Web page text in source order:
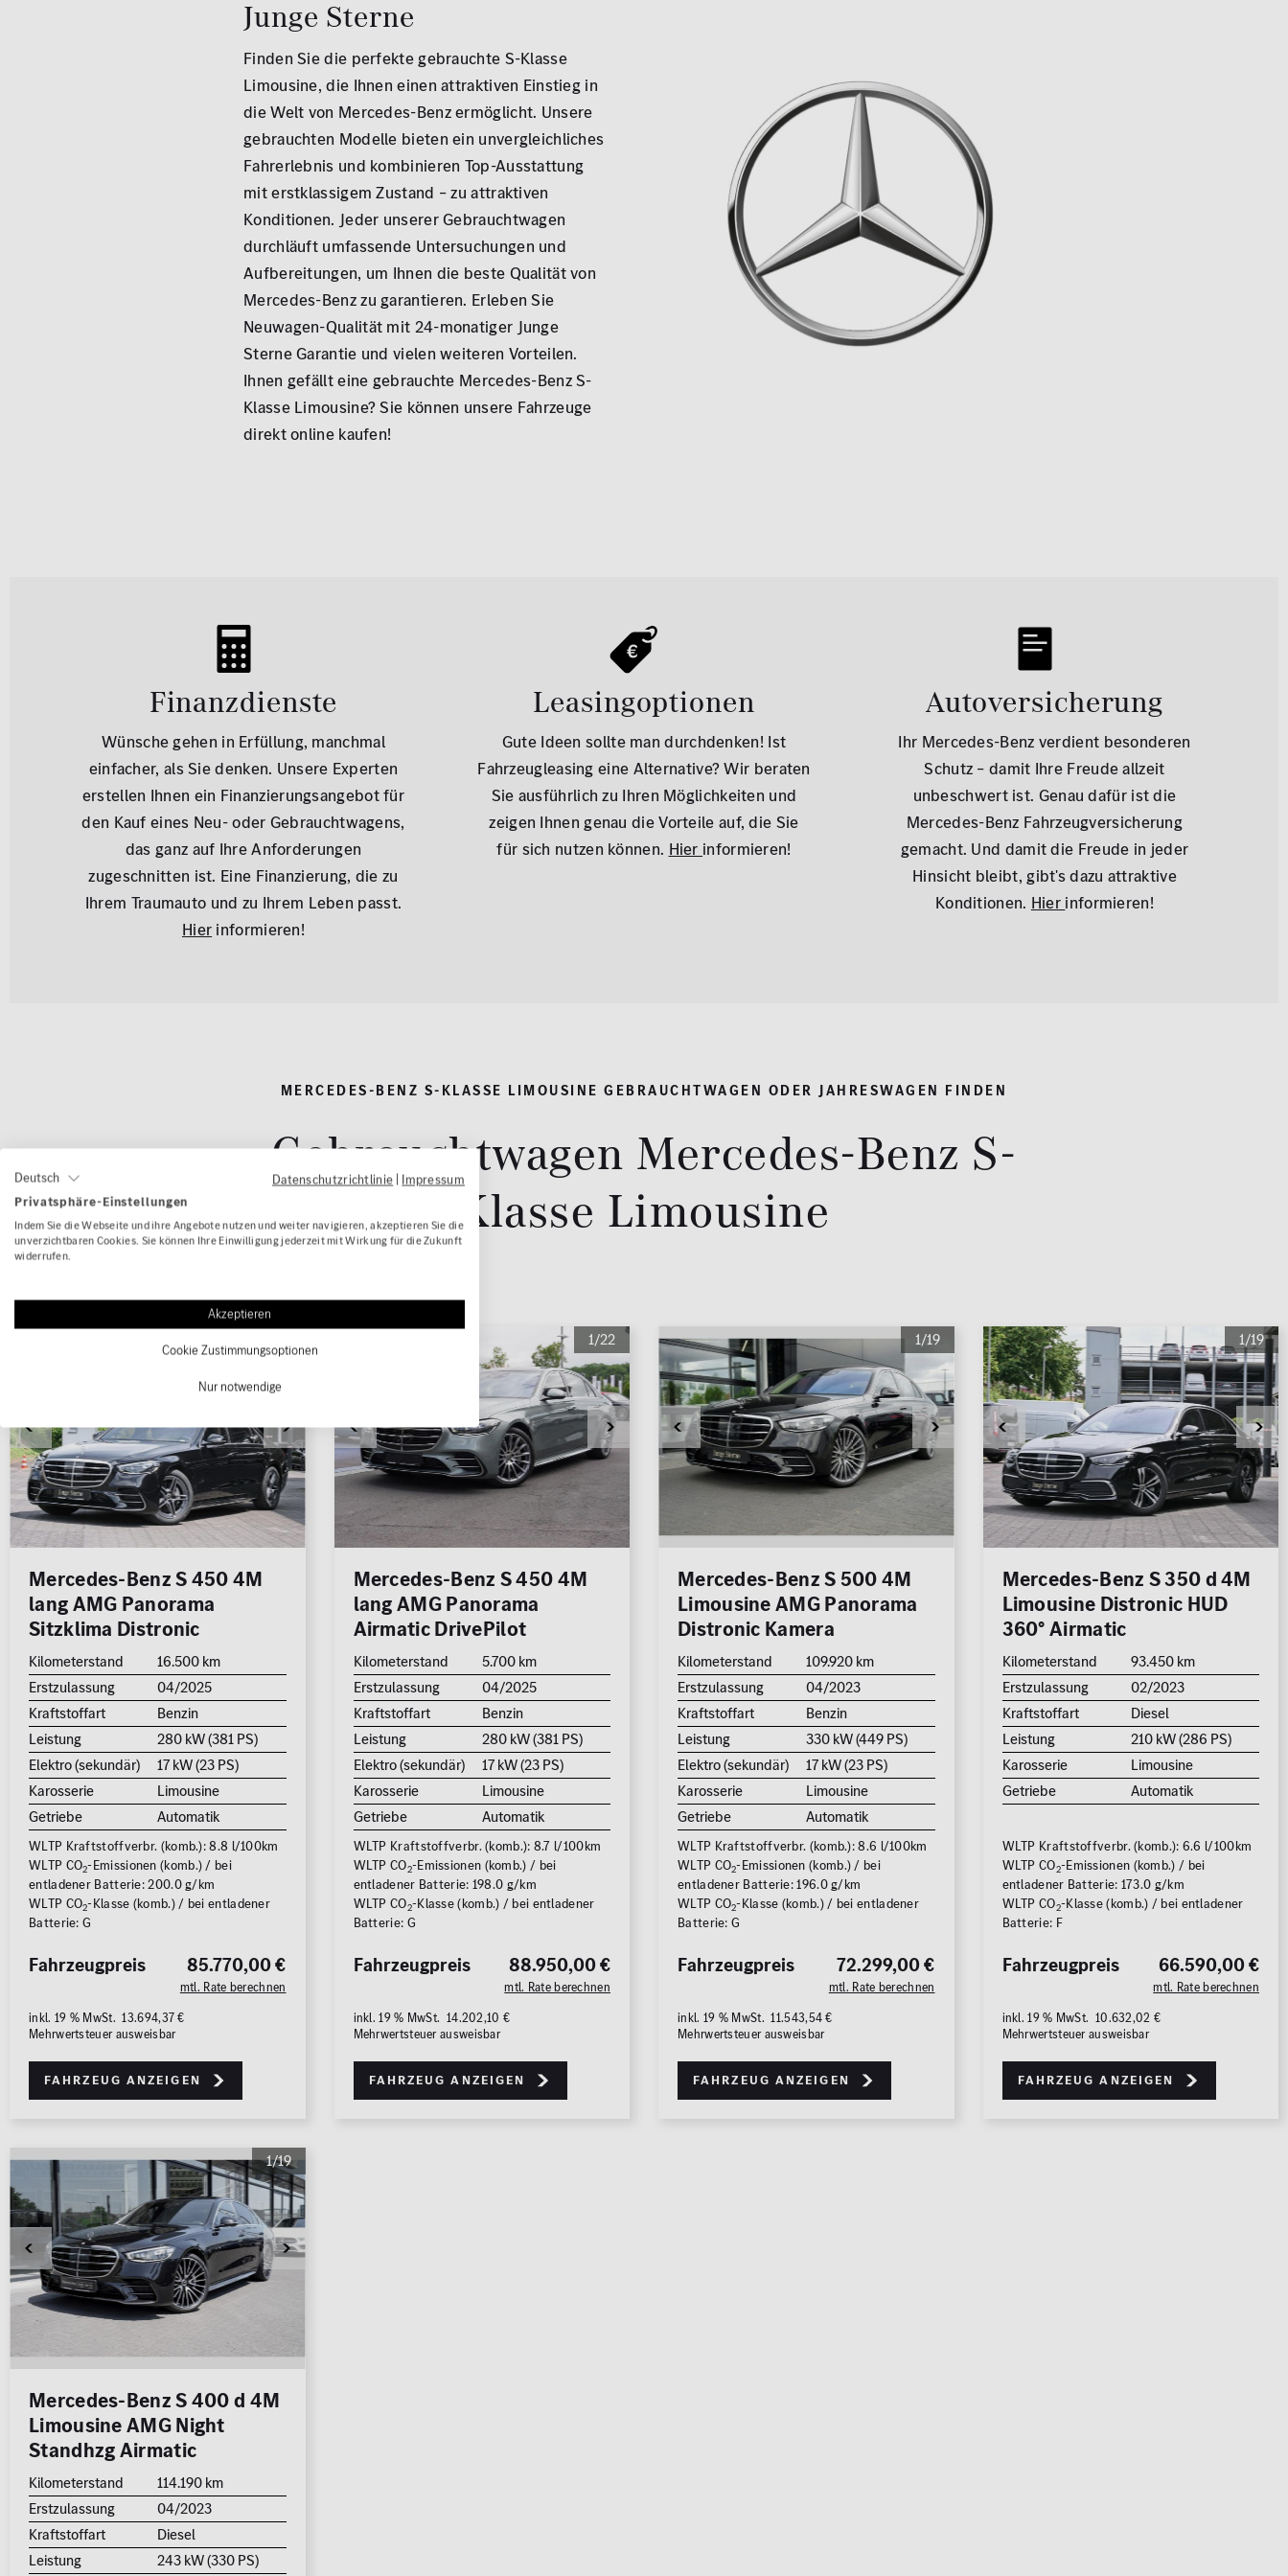
ALLE
FAHRZEUGE ANZEIGEN
Zurücksetzen
Junge Sterne
Finden Sie die perfekte gebrauchte S-Klasse
Limousine, die Ihnen einen attraktiven Einstieg in
die Welt von Mercedes-Benz ermöglicht. Unsere
gebrauchten Modelle bieten ein unvergleichliches
Fahrerlebnis und kombinieren Top-Ausstattung
mit erstklassigem Zustand – zu attraktiven
Konditionen. Jeder unserer Gebrauchtwagen
durchläuft umfassende Untersuchungen und
Aufbereitungen, um Ihnen die beste Qualität von
Mercedes-Benz zu garantieren. Erleben Sie
Neuwagen-Qualität mit 24-monatiger Junge
Sterne Garantie und vielen weiteren Vorteilen.
Ihnen gefällt eine gebrauchte Mercedes-Benz S-
Klasse Limousine? Sie können unsere Fahrzeuge
direkt online kaufen!
Finanzdienste
Wünsche gehen in Erfüllung, manchmal
einfacher, als Sie denken. Unsere Experten
erstellen Ihnen ein Finanzierungsangebot für
den Kauf eines Neu- oder Gebrauchtwagens,
das ganz auf Ihre Anforderungen
zugeschnitten ist. Eine Finanzierung, die zu
Ihrem Traumauto und zu Ihrem Leben passt.
Hier informieren!
Leasingoptionen
Gute Ideen sollte man durchdenken! Ist
Fahrzeugleasing eine Alternative? Wir beraten
Sie ausführlich zu Ihren Möglichkeiten und
zeigen Ihnen genau die Vorteile auf, die Sie
für sich nutzen können. Hier informieren!
Autoversicherung
Ihr Mercedes-Benz verdient besonderen
Schutz – damit Ihre Freude allzeit
unbeschwert ist. Genau dafür ist die
Mercedes-Benz Fahrzeugversicherung
gemacht. Und damit die Freude in jeder
Hinsicht bleibt, gibt's dazu attraktive
Konditionen. Hier informieren!
MERCEDES-BENZ S-KLASSE LIMOUSINE GEBRAUCHTWAGEN ODER JAHRESWAGEN FINDEN
Gebrauchtwagen Mercedes-Benz S-
Klasse Limousine
Mercedes-Benz S 450 4M
lang AMG Panorama
Sitzklima Distronic
Kilometerstand
16.500 km
Erstzulassung
04/2025
Kraftstoffart
Benzin
Leistung
280 kW (381 PS)
Elektro (sekundär)
17 kW (23 PS)
Karosserie
Limousine
Getriebe
Automatik
WLTP Kraftstoffverbr. (komb.): 8.8 l/100km
WLTP CO2-Emissionen (komb.) / bei
entladener Batterie: 200.0 g/km
WLTP CO2-Klasse (komb.) / bei entladener
Batterie: G
85.770,00 €
mtl. Rate berechnen
Fahrzeugpreis
inkl. 19 % MwSt. 13.694,37 €
Mehrwertsteuer ausweisbar
Fahrzeug anzeigen
1/22
Mercedes-Benz S 450 4M
lang AMG Panorama
Airmatic DrivePilot
Kilometerstand
5.700 km
Erstzulassung
04/2025
Kraftstoffart
Benzin
Leistung
280 kW (381 PS)
Elektro (sekundär)
17 kW (23 PS)
Karosserie
Limousine
Getriebe
Automatik
WLTP Kraftstoffverbr. (komb.): 8.7 l/100km
WLTP CO2-Emissionen (komb.) / bei
entladener Batterie: 198.0 g/km
WLTP CO2-Klasse (komb.) / bei entladener
Batterie: G
88.950,00 €
mtl. Rate berechnen
Fahrzeugpreis
inkl. 19 % MwSt. 14.202,10 €
Mehrwertsteuer ausweisbar
Fahrzeug anzeigen
1/19
Mercedes-Benz S 500 4M
Limousine AMG Panorama
Distronic Kamera
Kilometerstand
109.920 km
Erstzulassung
04/2023
Kraftstoffart
Benzin
Leistung
330 kW (449 PS)
Elektro (sekundär)
17 kW (23 PS)
Karosserie
Limousine
Getriebe
Automatik
WLTP Kraftstoffverbr. (komb.): 8.6 l/100km
WLTP CO2-Emissionen (komb.) / bei
entladener Batterie: 196.0 g/km
WLTP CO2-Klasse (komb.) / bei entladener
Batterie: G
72.299,00 €
mtl. Rate berechnen
Fahrzeugpreis
inkl. 19 % MwSt. 11.543,54 €
Mehrwertsteuer ausweisbar
Fahrzeug anzeigen
1/19
Mercedes-Benz S 350 d 4M
Limousine Distronic HUD
360° Airmatic
Kilometerstand
93.450 km
Erstzulassung
02/2023
Kraftstoffart
Diesel
Leistung
210 kW (286 PS)
Karosserie
Limousine
Getriebe
Automatik
WLTP Kraftstoffverbr. (komb.): 6.6 l/100km
WLTP CO2-Emissionen (komb.) / bei
entladener Batterie: 173.0 g/km
WLTP CO2-Klasse (komb.) / bei entladener
Batterie: F
66.590,00 €
mtl. Rate berechnen
Fahrzeugpreis
inkl. 19 % MwSt. 10.632,02 €
Mehrwertsteuer ausweisbar
Fahrzeug anzeigen
1/19
Mercedes-Benz S 400 d 4M
Limousine AMG Night
Standhzg Airmatic
Kilometerstand
114.190 km
Erstzulassung
04/2023
Kraftstoffart
Diesel
Leistung
243 kW (330 PS)
Deutsch Datenschutzrichtlinie | Impressum
Privatsphäre-Einstellungen
Indem Sie die Webseite und ihre Angebote nutzen und weiter navigieren, akzeptieren Sie die
unverzichtbaren Cookies. Sie können Ihre Einwilligung jederzeit mit Wirkung für die Zukunft
widerrufen.
Akzeptieren
Cookie Zustimmungsoptionen
Nur notwendige